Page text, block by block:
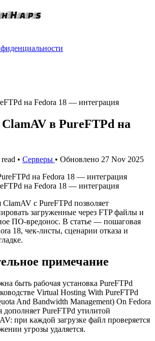
на Fedora 18 — интеграция
в PureFTPd на
• Серверы • Обновлено 27 Nov 2025
на Fedora 18 — интеграция
с PureFTPd позволяет
загруженные через FTP файлы и
ПО-вредонос. В статье — пошаговая
18, чек-листы, сценарии отказа и
примечание
быть рабочая установка PureFTPd
Virtual Hosting With PureFTPd
And Bandwidth Management) On Fedora
дополняет PureFTPd утилитой
при каждой загрузке файл проверяется
угрозы удаляется.